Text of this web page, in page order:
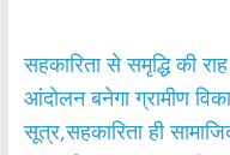
p
सहकारिता से समृद्धि की
आंदोलन बनेगा ग्रामीण
सूत्र,सहकारिता ही